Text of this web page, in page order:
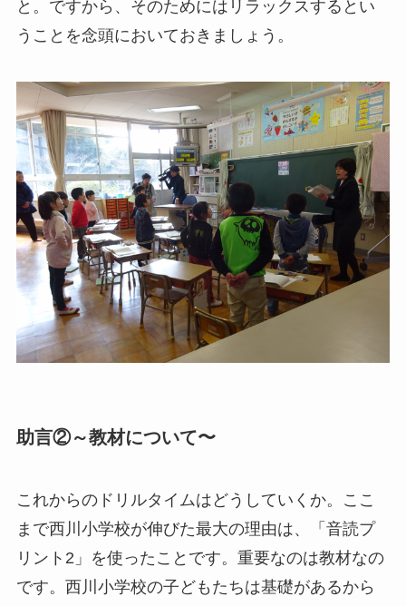
と。ですから、そのためにはリラックスするとい
うことを念頭においておきましょう。
助言②～教材について〜
これからのドリルタイムはどうしていくか。ここ
まで西川小学校が伸びた最大の理由は、「音読プ
リント2」を使ったことです。重要なのは教材なの
です。西川小学校の子どもたちは基礎があるから